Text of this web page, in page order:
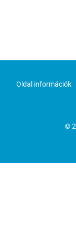
©
Oldal információk